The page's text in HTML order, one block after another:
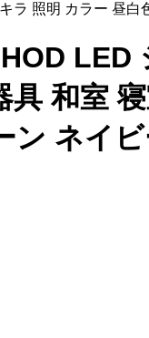
ラ 照明 カラー 昼白
LED
具 和室
ン ネイ